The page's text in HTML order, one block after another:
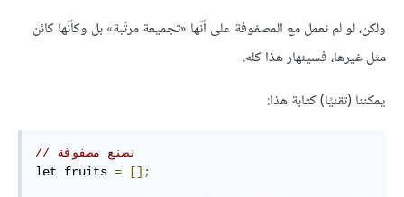
ولكن، لو لم نعمل مع المصفوفة على أنّها «تجميعة مرتّبة» بل وكأنّها كائن
مثل غيرها، فسينهار هذا كله.
يمكننا (تقنيًا) كتابة هذا:
// نصنع مصفوفة
let fruits = [];